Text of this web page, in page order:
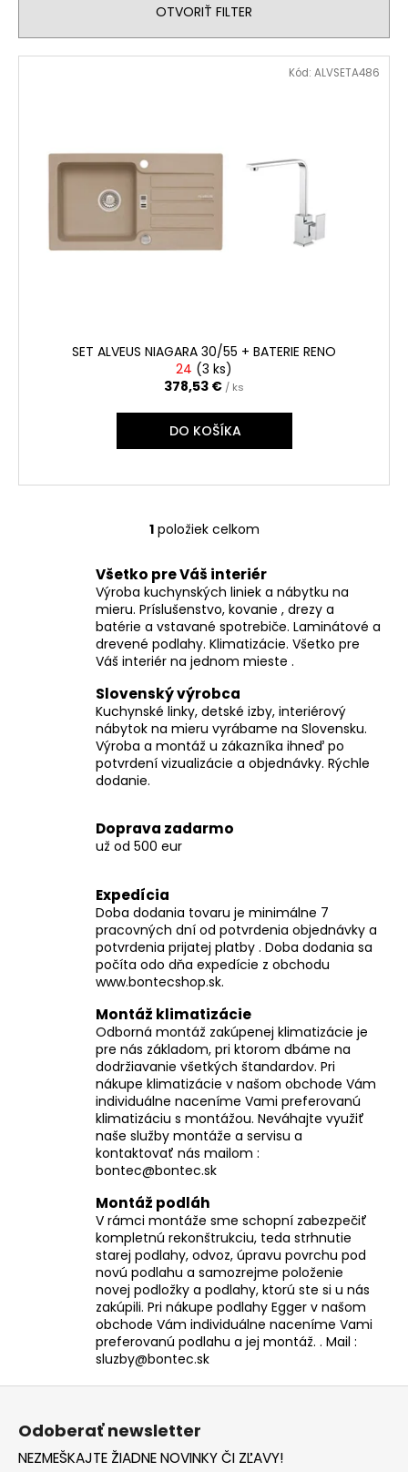
p
OTVORIŤ FILTER
V
SET ALVEUS NIAGARA 30/55 + BATERIE RENO
24 (3 ks)
378,53 € / ks
DO KOŠÍKA
Kód: ALVSETA486
O
l
á
d
a
c
e
p
r
v
v
ý
u
1položiek celkom
Všetko pre Váš interiér
Výroba kuchynských liniek a nábytku na
mieru. Príslušenstvo, kovanie , drezy a
batérie a vstavané spotrebiče. Laminátové a
drevené podlahy. Klimatizácie. Všetko pre
Váš interiér na jednom mieste .
Slovenský výrobca
Kuchynské linky, detské izby, interiérový
nábytok na mieru vyrábame na Slovensku.
Výroba a montáž u zákazníka ihneď po
potvrdení vizualizácie a objednávky. Rýchle
dodanie.
Doprava zadarmo
už od 500 eur
Expedícia
Doba dodania tovaru je minimálne 7
pracovných dní od potvrdenia objednávky a
potvrdenia prijatej platby . Doba dodania sa
počíta odo dňa expedície z obchodu
www.bontecshop.sk.
Montáž klimatizácie
Odborná montáž zakúpenej klimatizácie je
pre nás základom, pri ktorom dbáme na
dodržiavanie všetkých štandardov. Pri
nákupe klimatizácie v našom obchode Vám
individuálne naceníme Vami preferovanú
klimatizáciu s montážou. Neváhajte využiť
naše služby montáže a servisu a
kontaktovať nás mailom :
bontec@bontec.sk
Montáž podláh
V rámci montáže sme schopní zabezpečiť
kompletnú rekonštrukciu, teda strhnutie
starej podlahy, odvoz, úpravu povrchu pod
novú podlahu a samozrejme položenie
novej podložky a podlahy, ktorú ste si u nás
zakúpili. Pri nákupe podlahy Egger v našom
obchode Vám individuálne naceníme Vami
preferovanú podlahu a jej montáž. . Mail :
sluzby@bontec.sk
j
HĽADAŤ
Z
Odoberať newsletter
NEZMEŠKAJTE ŽIADNE NOVINKY ČI ZĽAVY!